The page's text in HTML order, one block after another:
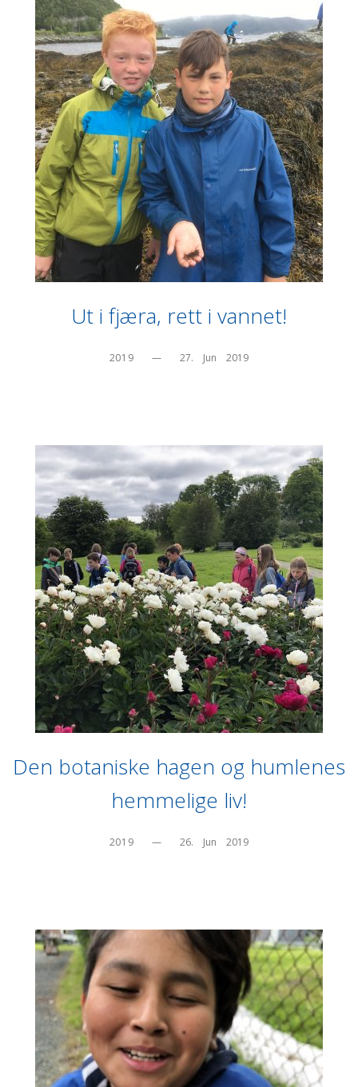
Ut i fjæra, rett i vannet!
2019 — 27.    Jun    2019
Den botaniske hagen og humlenes
hemmelige liv!
2019 — 26.    Jun    2019